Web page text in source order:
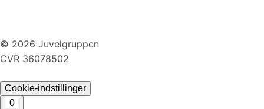
© 2026 Juvelgruppen
CVR 36078502
Cookie-indstillinger
0